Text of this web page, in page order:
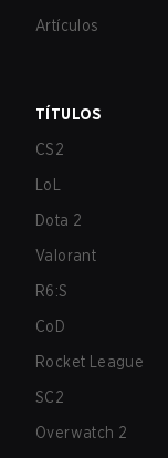
Artículos
TÍTULOS
CS2
LoL
Dota 2
Valorant
R6:S
CoD
Rocket League
SC2
Overwatch 2